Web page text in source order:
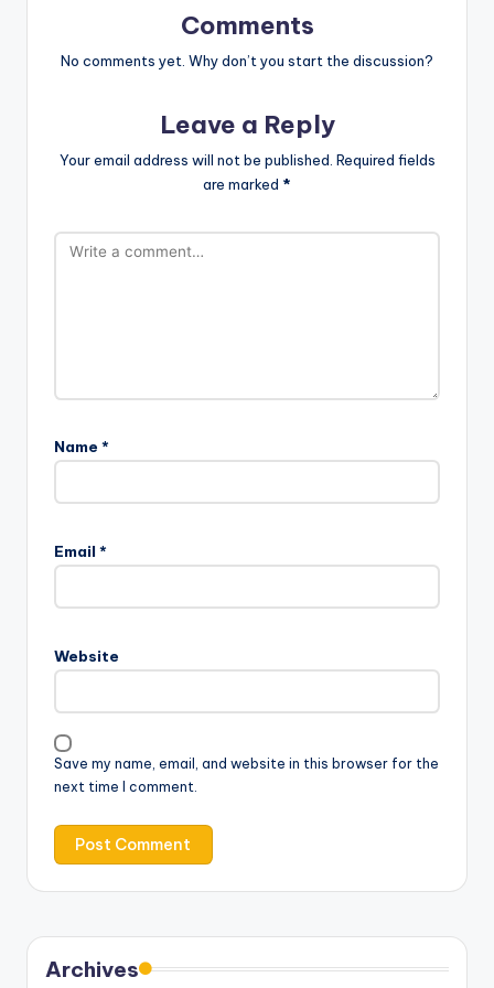
Comments
No comments yet. Why don’t you start the discussion?
Leave a Reply
Your email address will not be published. Required fields
are marked *
Name *
Email *
Website
Save my name, email, and website in this browser for the
next time I comment.
Archives